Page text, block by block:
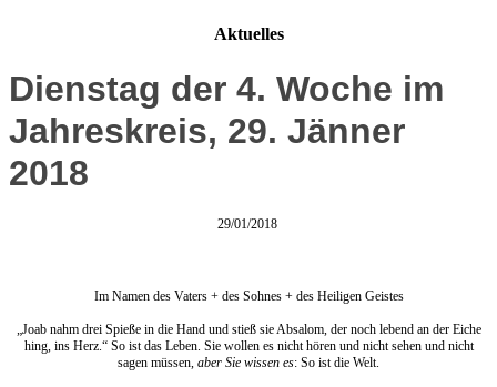
Aktuelles
Dienstag der 4. Woche im
Jahreskreis, 29. Jänner
2018
29/01/2018
Im Namen des Vaters + des Sohnes + des Heiligen Geistes
„Joab nahm drei Spieße in die Hand und stieß sie Absalom, der noch lebend an der Eiche
hing, ins Herz.“ So ist das Leben. Sie wollen es nicht hören und nicht sehen und nicht
sagen müssen, aber Sie wissen es: So ist die Welt.